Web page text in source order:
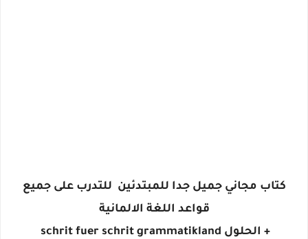
كتاب مجاني جميل جدا للمبتدئين للتدرب على جميع
قواعد اللغة الالمانية
+ الحلول schrit fuer schrit grammatikland